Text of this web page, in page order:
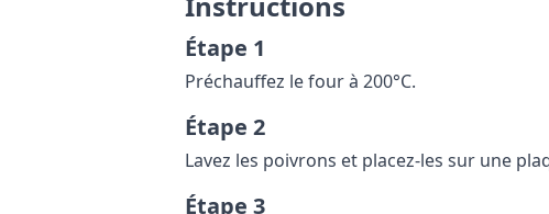
Étape 1
Préchauffez le four à 200°C.
Étape 2
Lavez les poivrons et placez-les sur une
Étape 3